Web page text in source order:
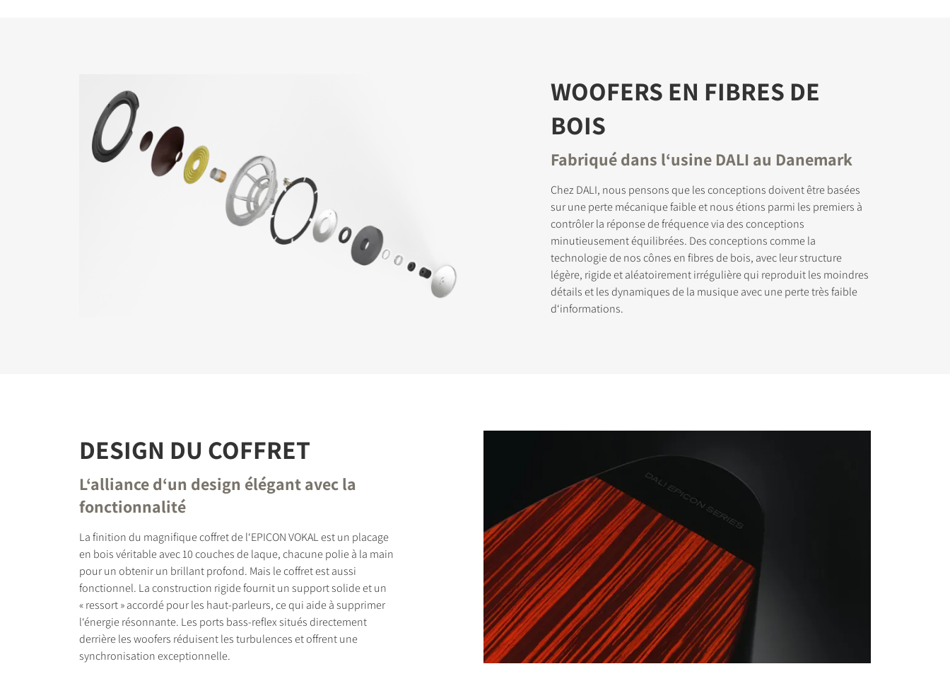
WOOFERS EN FIBRES DE
BOIS
Fabriqué dans l‘usine DALI au Danemark
Chez DALI, nous pensons que les conceptions doivent être basées
sur une perte mécanique faible et nous étions parmi les premiers à
contrôler la réponse de fréquence via des conceptions
minutieusement équilibrées. Des conceptions comme la
technologie de nos cônes en fibres de bois, avec leur structure
légère, rigide et aléatoirement irrégulière qui reproduit les moindres
détails et les dynamiques de la musique avec une perte très faible
d‘informations.
DESIGN DU COFFRET
L‘alliance d‘un design élégant avec la
fonctionnalité
La finition du magnifique coffret de l‘EPICON VOKAL est un placage
en bois véritable avec 10 couches de laque, chacune polie à la main
pour un obtenir un brillant profond. Mais le coffret est aussi
fonctionnel. La construction rigide fournit un support solide et un
« ressort » accordé pour les haut-parleurs, ce qui aide à supprimer
l‘énergie résonnante. Les ports bass-reflex situés directement
derrière les woofers réduisent les turbulences et offrent une
synchronisation exceptionnelle.